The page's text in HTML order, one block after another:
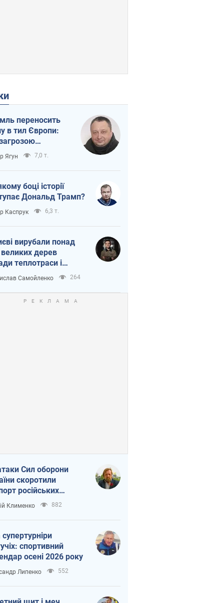
переносить
в тил Європи:
логістика
Ягун 7,0 т.
боці історії
Дональд Трамп?
Каспрук 6,3 т.
вирубали понад
дерев
теплотраси і
Генплану
Самойленко 264
Сил оборони
скоротили
російських
Клименко 882
спортивний
осені 2026 року
Липенко 552